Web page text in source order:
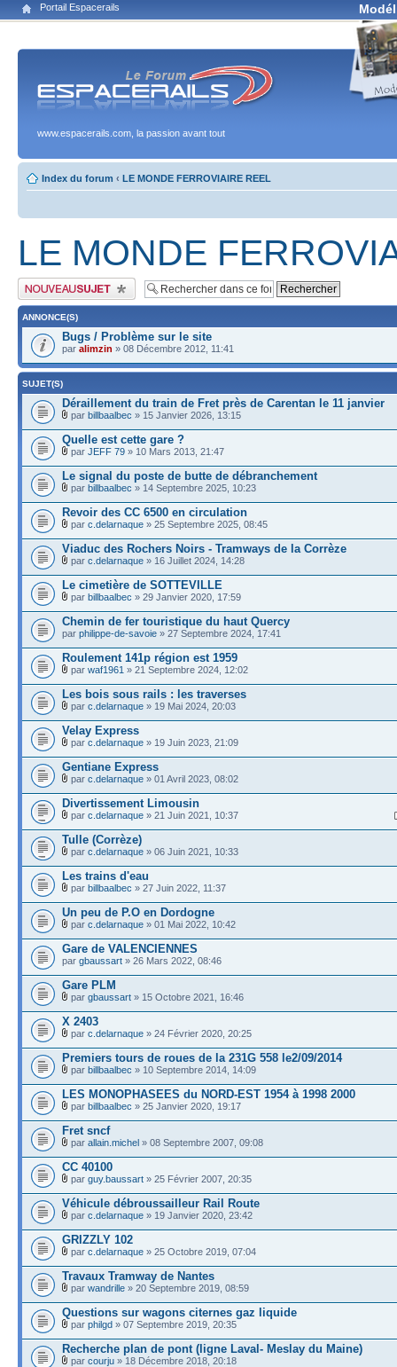
Portail Espacerails
www.espacerails.com, la passion avant tout
Index du forum ‹ LE MONDE FERROVIAIRE REEL
LE MONDE
Publier un nouveau sujet
ANNONCE(S)
Bugs / Problème sur le site
par alimzin » 08 Décembre 2012, 11:41
SUJET(S)
Déraillement du train de Fret près de Carentan le 11 janvier
par billbaalbec » 15 Janvier 2026, 13:15
Quelle est cette gare ?
par JEFF 79 » 10 Mars 2013, 21:47
Le signal du poste de butte de débranchement
par billbaalbec » 14 Septembre 2025, 10:23
Revoir des CC 6500 en circulation
par c.delarnaque » 25 Septembre 2025, 08:45
Viaduc des Rochers Noirs - Tramways de la Corrèze
par c.delarnaque » 16 Juillet 2024, 14:28
Le cimetière de SOTTEVILLE
par billbaalbec » 29 Janvier 2020, 17:59
Chemin de fer touristique du haut Quercy
par philippe-de-savoie » 27 Septembre 2024, 17:41
Roulement 141p région est 1959
par waf1961 » 21 Septembre 2024, 12:02
Les bois sous rails : les traverses
par c.delarnaque » 19 Mai 2024, 20:03
Velay Express
par c.delarnaque » 19 Juin 2023, 21:09
Gentiane Express
par c.delarnaque » 01 Avril 2023, 08:02
Divertissement Limousin
par c.delarnaque » 21 Juin 2021, 10:37
Tulle (Corrèze)
par c.delarnaque » 06 Juin 2021, 10:33
Les trains d'eau
par billbaalbec » 27 Juin 2022, 11:37
Un peu de P.O en Dordogne
par c.delarnaque » 01 Mai 2022, 10:42
Gare de VALENCIENNES
par gbaussart » 26 Mars 2022, 08:46
Gare PLM
par gbaussart » 15 Octobre 2021, 16:46
X 2403
par c.delarnaque » 24 Février 2020, 20:25
Premiers tours de roues de la 231G 558 le2/09/2014
par billbaalbec » 10 Septembre 2014, 14:09
LES MONOPHASEES du NORD-EST 1954 à 1998 2000
par billbaalbec » 25 Janvier 2020, 19:17
Fret sncf
par allain.michel » 08 Septembre 2007, 09:08
CC 40100
par guy.baussart » 25 Février 2007, 20:35
Véhicule débroussailleur Rail Route
par c.delarnaque » 19 Janvier 2020, 23:42
GRIZZLY 102
par c.delarnaque » 25 Octobre 2019, 07:04
Travaux Tramway de Nantes
par wandrille » 20 Septembre 2019, 08:59
Questions sur wagons citernes gaz liquide
par philgd » 07 Septembre 2019, 20:35
Recherche plan de pont (ligne Laval- Meslay du Maine)
par courju » 18 Décembre 2018, 20:18